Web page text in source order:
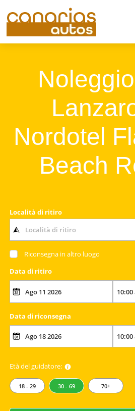
Nordotel
Beach
Località di ritiro
Riconsegna in altro luogo
Data di ritiro
Data di riconsegna
Età del guidatore:
18 - 29 30 - 69 70+